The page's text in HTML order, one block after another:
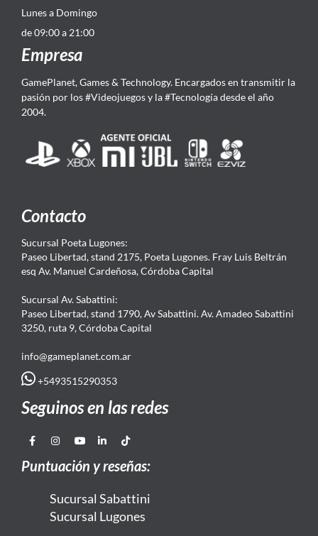
Lunes a Domingo
de 09:00 a 21:00
Empresa
GamePlanet, Games & Technology. Encargados en transmitir la
pasión por los #Videojuegos y la #Tecnología desde el año
2004.
Contacto
Sucursal Poeta Lugones:
Paseo Libertad, stand 2175, Poeta Lugones. Fray Luis Beltrán
esq Av. Manuel Cardeñosa, Córdoba Capital
Sucursal Av. Sabattini:
Paseo Libertad, stand 1790, Av Sabattini. Av. Amadeo Sabattini
3250, ruta 9, Córdoba Capital
info@gameplanet.com.ar
+5493515290353
Seguinos en las redes
Puntuación y reseñas:
Sucursal Sabattini
Sucursal Lugones